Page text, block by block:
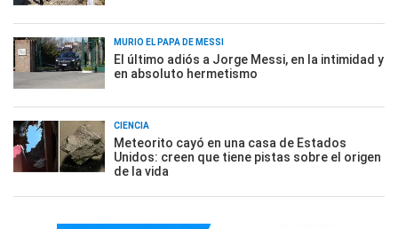
MURIÓ EL PAPÁ DE MESSI
El último adiós a Jorge Messi, en la intimidad y
en absoluto hermetismo
CIENCIA
Meteorito cayó en una casa de Estados
Unidos: creen que tiene pistas sobre el origen
de la vida